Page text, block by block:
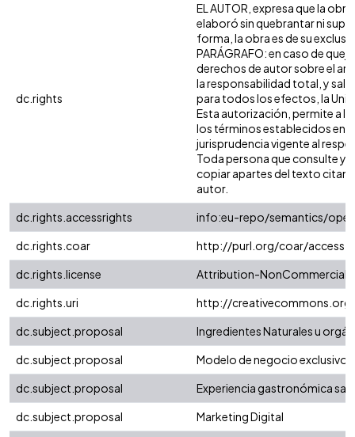
dc.rights
EL AUTOR, expresa que la
elaboró sin quebrantar ni
forma, la obra es de su
PARÁGRAFO: en caso de
derechos de autor sobre el
la responsabilidad total, y
para todos los efectos, la
Esta autorización, permite a la
los términos establecidos en
jurisprudencia vigente al
Toda persona que consulte
copiar apartes del texto
autor.
dc.rights.accessrights
info:eu-repo/semantics/
dc.rights.coar
http://purl.org/coar/
dc.rights.license
Attribution-NonCommercial-
dc.rights.uri
http://
dc.subject.proposal
Ingredientes Naturales u
dc.subject.proposal
Modelo de negocio exclusivo
dc.subject.proposal
Experiencia gastronómica
dc.subject.proposal
Marketing Digital